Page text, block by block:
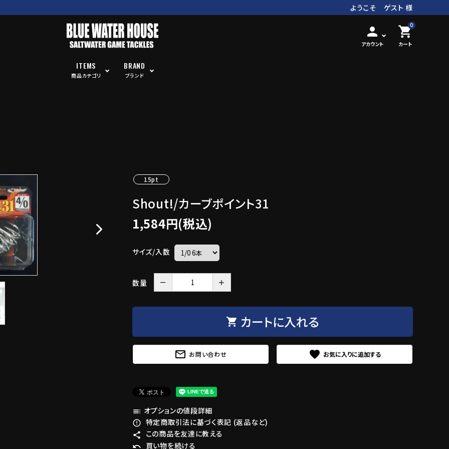
ようこそ ゲスト 様
person
アカウント
0
shopping_cart
カート
ITEMS
商品カテゴリ
BRAND
ブランド
15pt
Shout!/カーブポイント31
1,584円(税込)
サイズ/入数
数量 － ＋
shopping_cart カートに入れる
mail_outline お問い合わせ favorite
toc オプションの値段詳細
error_outline 特定商取引法に基づく表記 (返品など)
share この商品を友達に教える
undo 買い物を続ける